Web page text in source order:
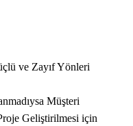
ve Zayıf Yönleri
Müşteri
Geliştirilmesi için